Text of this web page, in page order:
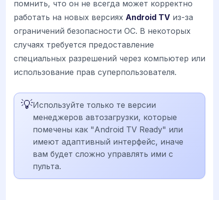
помнить, что он не всегда может корректно
работать на новых версиях Android TV из-за
ограничений безопасности ОС. В некоторых
случаях требуется предоставление
специальных разрешений через компьютер или
использование прав суперпользователя.
💡Используйте только те версии
менеджеров автозагрузки, которые
помечены как "Android TV Ready" или
имеют адаптивный интерфейс, иначе
вам будет сложно управлять ими с
пульта.